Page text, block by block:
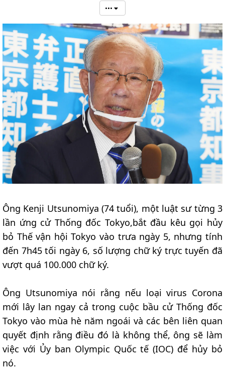
•••
Ông Kenji Utsunomiya (74 tuổi), một luật sư từng 3
lần ứng cử Thống đốc Tokyo,bắt đầu kêu gọi hủy
bỏ Thế vận hội Tokyo vào trưa ngày 5, nhưng tính
đến 7h45 tối ngày 6, số lượng chữ ký trực tuyến đã
vượt quá 100.000 chữ ký.
Ông Utsunomiya nói rằng nếu loại virus Corona
mới lây lan ngay cả trong cuộc bầu cử Thống đốc
Tokyo vào mùa hè năm ngoái và các bên liên quan
quyết định rằng điều đó là không thể, ông sẽ làm
việc với Ủy ban Olympic Quốc tế (IOC) để hủy bỏ
nó.